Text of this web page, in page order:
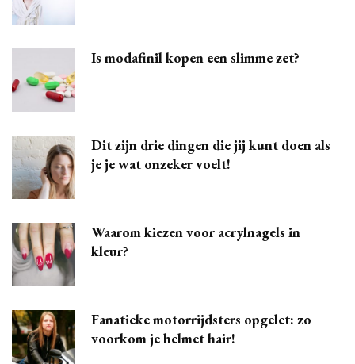
Is modafinil kopen een slimme zet?
Dit zijn drie dingen die jij kunt doen als
je je wat onzeker voelt!
Waarom kiezen voor acrylnagels in
kleur?
Fanatieke motorrijdsters opgelet: zo
voorkom je helmet hair!